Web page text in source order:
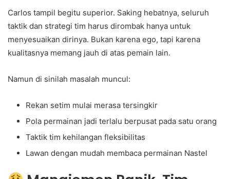
Carlos tampil begitu superior. Saking hebatnya, seluruh
taktik dan strategi tim harus dirombak hanya untuk
menyesuaikan dirinya. Bukan karena ego, tapi karena
kualitasnya memang jauh di atas pemain lain.
Namun di sinilah masalah muncul:
Rekan setim mulai merasa tersingkir
Pola permainan jadi terlalu berpusat pada satu orang
Taktik tim kehilangan fleksibilitas
Lawan dengan mudah membaca permainan Nastel